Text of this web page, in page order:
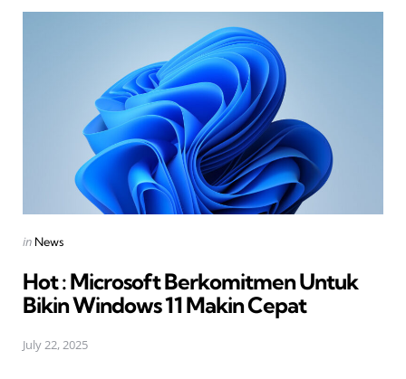
Posted
in News
Hot : Microsoft Berkomitmen Untuk
Bikin Windows 11 Makin Cepat
July 22, 2025